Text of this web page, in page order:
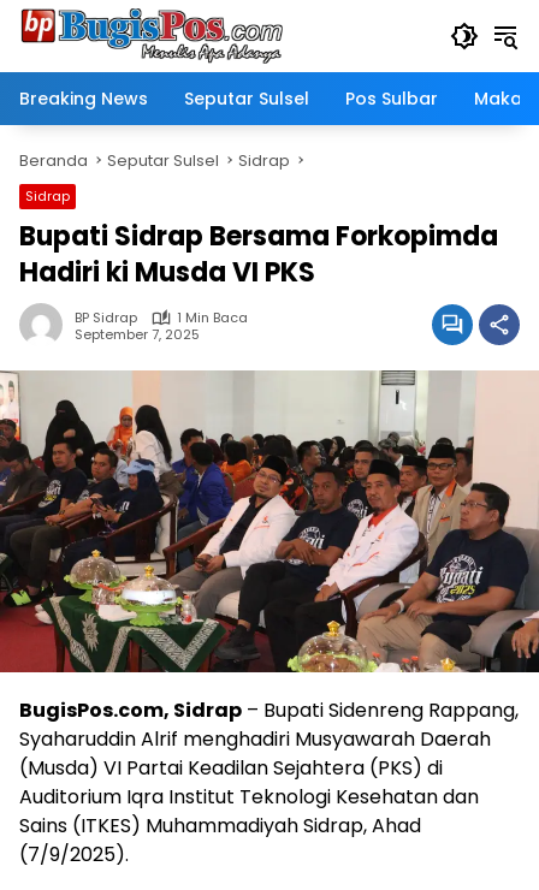
Langsung
Breaking News
Seputar Sulsel Pos Sulbar
Beranda Seputar Sulsel Sidrap
Sidrap
Bupati Sidrap Bersama Forkopimda
Hadiri ki Musda VI PKS
BP Sidrap
1 Min Baca
September 7, 2025
BugisPos.com, Sidrap – Bupati Sidenreng Rappang,
Syaharuddin Alrif menghadiri Musyawarah Daerah
(Musda) VI Partai Keadilan Sejahtera (PKS) di
Auditorium Iqra Institut Teknologi Kesehatan dan
Sains (ITKES) Muhammadiyah Sidrap, Ahad
(7/9/2025).